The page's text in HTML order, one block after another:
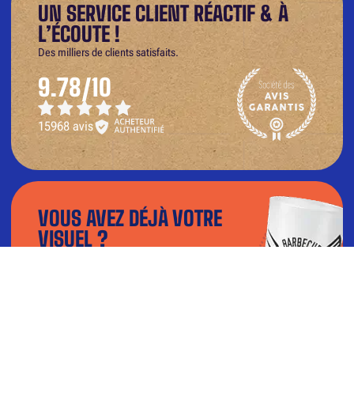
UN SERVICE CLIENT RÉACTIF & À
L’ÉCOUTE !
Des milliers de clients satisfaits.
9.78/10
15968 avis
VOUS AVEZ DÉJÀ VOTRE
VISUEL ?